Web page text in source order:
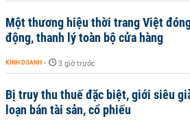
Một thương hiệu thời trang Việt
động, thanh lý toàn bộ cửa hàng
KINH DOANH - 3 giờ trước
Bị truy thu thuế đặc biệt, giới siêu
loạn bán tài sản, cổ phiếu